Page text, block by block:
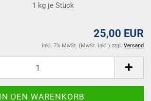
1 kg je Stück
25,00 EUR
inkl. 7% MwSt. (MwSt. inkl.) zzgl. Versand